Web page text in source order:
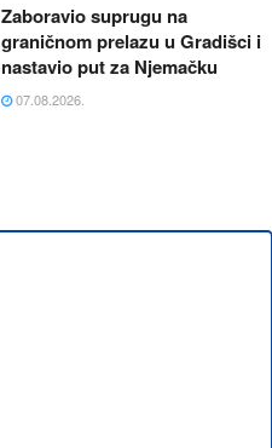
Zaboravio suprugu na
graničnom prelazu u Gradišci i
nastavio put za Njemačku
07.08.2026.